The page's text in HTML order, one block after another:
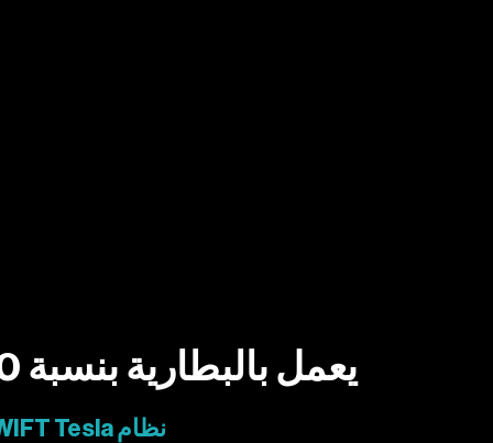
يعمل بالبطارية بنسبة 100%.
نظام SWIFT Tesla الملهم